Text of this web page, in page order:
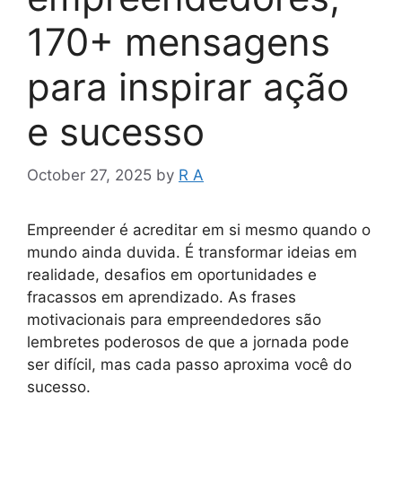
170+ mensagens
para inspirar ação
e sucesso
October 27, 2025 by R A
Empreender é acreditar em si mesmo quando o
mundo ainda duvida. É transformar ideias em
realidade, desafios em oportunidades e
fracassos em aprendizado. As frases
motivacionais para empreendedores são
lembretes poderosos de que a jornada pode
ser difícil, mas cada passo aproxima você do
sucesso.